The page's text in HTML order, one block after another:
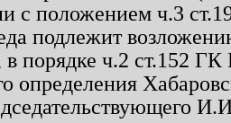
с положением ч.3
подлежит
порядке ч.2 ст.152
определения